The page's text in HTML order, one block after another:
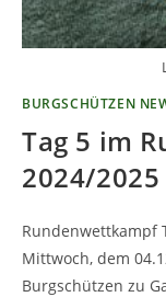
BURGSCHÜTZEN
Tag 5 im
2024/2025
Rundenwettkampf
Mittwoch, dem
Burgschützen zu